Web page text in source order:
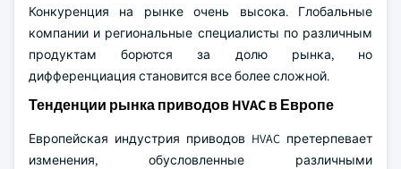
Конкуренция на рынке очень высока. Глобальные
компании и региональные специалисты по различным
продуктам борются за долю рынка, но
дифференциация становится все более сложной.
Тенденции рынка приводов HVAC в Европе
Европейская индустрия приводов HVAC претерпевает
изменения, обусловленные различными